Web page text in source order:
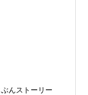
んストーリー